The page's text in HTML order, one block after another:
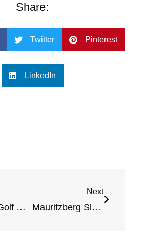
Share:
Twitter Pinterest
LinkedIn
Arabella Golf Mallorca (Son Muntaner) – Test och betyg
Next
Mauritzberg Slott & Golf